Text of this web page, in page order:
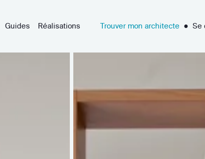
Guides Réalisations Trouver mon architecte ● Se